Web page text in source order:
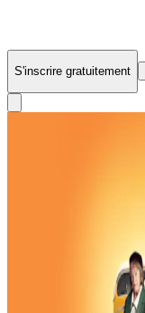
S'inscrire gratuitement